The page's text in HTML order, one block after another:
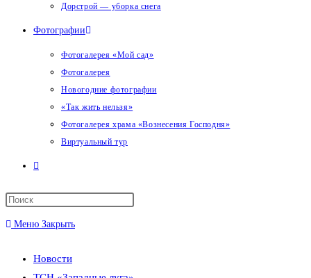
Дорстрой — уборка снега
Фотографии
Фотогалерея «Мой сад»
Фотогалерея
Новогодние фотографии
«Так жить нельзя»
Фотогалерея храма «Вознесения Господня»
Виртуальный тур
Переключить
поиск
по
веб-
Меню Закрыть
Новости